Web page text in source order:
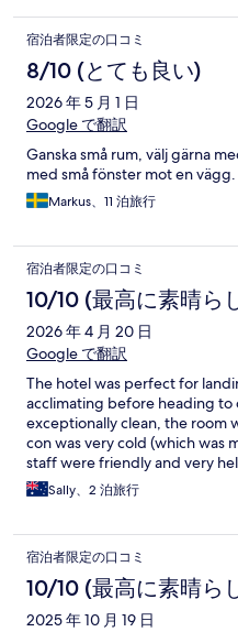
宿泊者限定の口コミ
8/10 (とても良い)
2026 年 5 月 1 日
Google で翻訳
Ganska små rum, välj gärna
med små fönster mot en vägg.
Markus、11 泊旅行
宿泊者限定の口コミ
10/10 (最高に素晴ら
2026 年 4 月 20 日
Google で翻訳
The hotel was perfect for
acclimating before heading to
exceptionally clean, the room
con was very cold (which was
staff were friendly and very
alterations to menu items
intolerances. I highly
gems!
Sally、2 泊旅行
宿泊者限定の口コミ
10/10 (最高に素晴ら
2025 年 10 月 19 日